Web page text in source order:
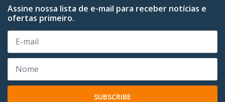
Assine nossa lista de e-mail para receber notícias e
ofertas primeiro.
SUBSCRIBE